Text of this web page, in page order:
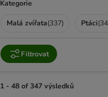
Kategorie
Malá zvířata(337) Ptáci(34
Filtrovat
1 - 48 of 347 výsledků